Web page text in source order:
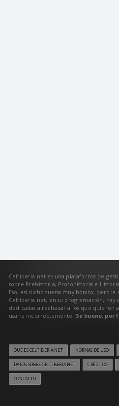
Celtiberia.net es una plataforma de
sobre Prehistoria, Protohistoria e
Eso, así dicho suena muy bonito, pero
Celtiberia.net, en su programación, hay
dedicadas a rechazar a los que quieren
usarla incorrectamente. Se bueno, por
QUÉ ES CELTIBERIA.NET NORMAS DE USO
DATOS SOBRE CELTIBERIA.NET CRÉDITOS
CONTACTO